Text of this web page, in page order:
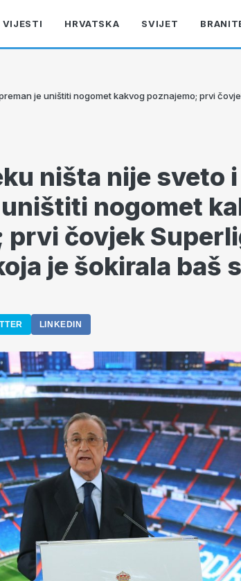
VIJESTI HRVATSKA SVIJET
je uništiti nogomet kakvog poznajemo; prvi
ništa nije sveto i
nogomet
prvi čovjek
je šokirala baš
LINKEDIN